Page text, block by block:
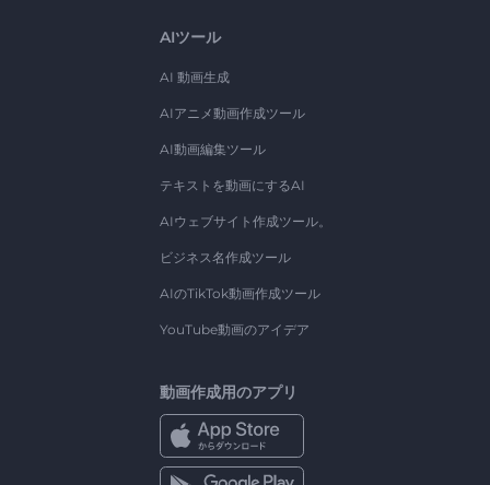
AIツール
AI 動画生成
AIアニメ動画作成ツール
AI動画編集ツール
テキストを動画にするAI
AIウェブサイト作成ツール。
ビジネス名作成ツール
AIのTikTok動画作成ツール
YouTube動画のアイデア
動画作成用のアプリ